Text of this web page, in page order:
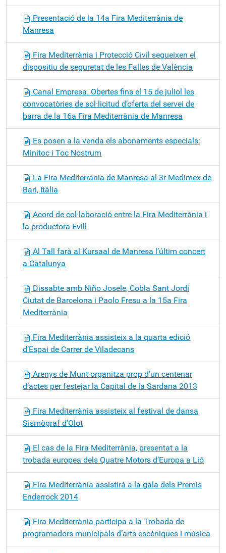
Presentació de la 14a Fira Mediterrània de
Manresa
Fira Mediterrània i Protecció Civil segueixen el
dispositiu de seguretat de les Falles de València
Canal Empresa. Obertes fins el 15 de juliol les
convocatòries de sol·licitud d’oferta del servei de
barra de la 16a Fira Mediterrània de Manresa
Es posen a la venda els abonaments especials:
Minitoc i Toc Nostrum
La Fira Mediterrània de Manresa al 3r Medimex de
Bari, Itàlia
Acord de col·laboració entre la Fira Mediterrània i
la productora Evill
Al Tall farà al Kursaal de Manresa l’últim concert
a Catalunya
Dissabte amb Niño Josele, Cobla Sant Jordi
Ciutat de Barcelona i Paolo Fresu a la 15a Fira
Mediterrània
Fira Mediterrània assisteix a la quarta edició
d’Espai de Carrer de Viladecans
Arenys de Munt organitza prop d’un centenar
d’actes per festejar la Capital de la Sardana 2013
Fira Mediterrània assisteix al festival de dansa
Sismògraf d’Olot
El cas de la Fira Mediterrània, presentat a la
trobada europea dels Quatre Motors d’Europa a Lió
Fira Mediterrània assistirà a la gala dels Premis
Enderrock 2014
Fira Mediterrània participa a la Trobada de
programadors municipals d’arts escèniques i música